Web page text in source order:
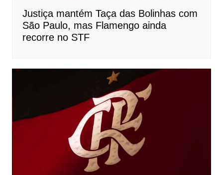
Justiça mantém Taça das Bolinhas com
São Paulo, mas Flamengo ainda
recorre no STF